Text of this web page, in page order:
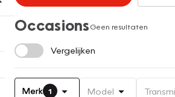
OccasionsGeen resultaten
Vergelijken
Merk 1 Model